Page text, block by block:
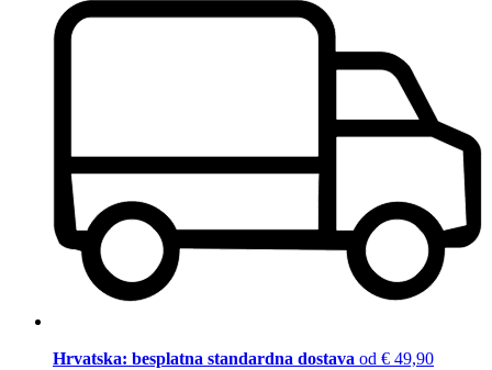
Hrvatska: besplatna standardna dostava od € 49,90